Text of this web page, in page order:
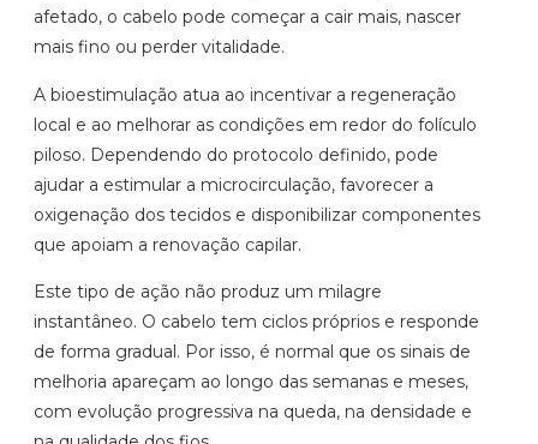
afetado, o cabelo pode começar a cair mais, nascer
mais fino ou perder vitalidade.
A bioestimulação atua ao incentivar a regeneração
local e ao melhorar as condições em redor do folículo
piloso. Dependendo do protocolo definido, pode
ajudar a estimular a microcirculação, favorecer a
oxigenação dos tecidos e disponibilizar componentes
que apoiam a renovação capilar.
Este tipo de ação não produz um milagre
instantâneo. O cabelo tem ciclos próprios e responde
de forma gradual. Por isso, é normal que os sinais de
melhoria apareçam ao longo das semanas e meses,
com evolução progressiva na queda, na densidade e